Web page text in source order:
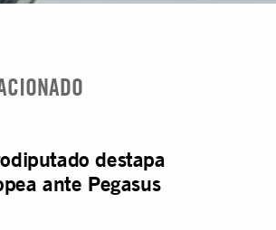
destapa
ante Pegasus